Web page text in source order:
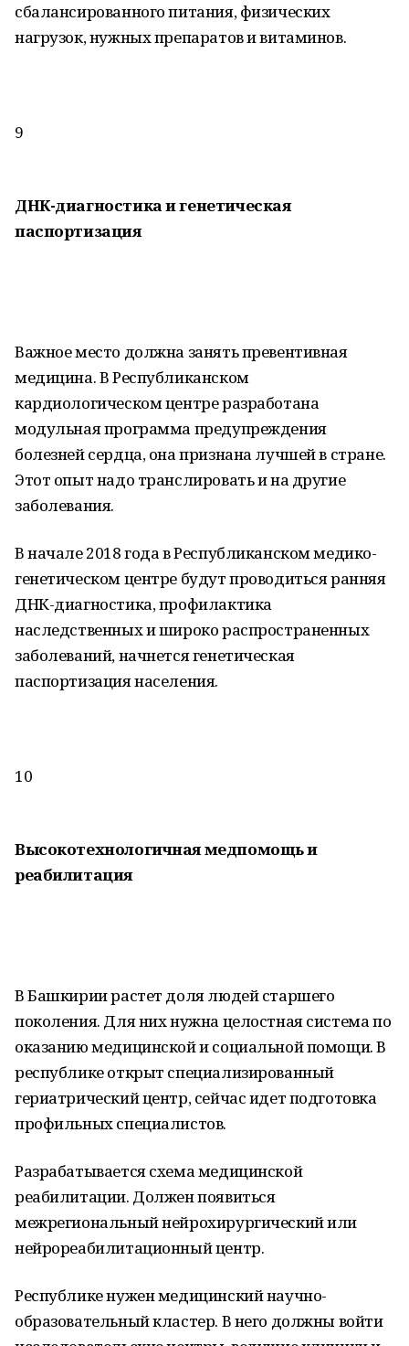
сбалансированного питания, физических
нагрузок, нужных препаратов и витаминов.
9
ДНК-диагностика и генетическая
паспортизация
Важное место должна занять превентивная
медицина. В Республиканском
кардиологическом центре разработана
модульная программа предупреждения
болезней сердца, она признана лучшей в стране.
Этот опыт надо транслировать и на другие
заболевания.
В начале 2018 года в Республиканском медико-
генетическом центре будут проводиться ранняя
ДНК-диагностика, профилактика
наследственных и широко распространенных
заболеваний, начнется генетическая
паспортизация населения.
10
Высокотехнологичная медпомощь и
реабилитация
В Башкирии растет доля людей старшего
поколения. Для них нужна целостная система по
оказанию медицинской и социальной помощи. В
республике открыт специализированный
гериатрический центр, сейчас идет подготовка
профильных специалистов.
Разрабатывается схема медицинской
реабилитации. Должен появиться
межрегиональный нейрохирургический или
нейрореабилитационный центр.
Республике нужен медицинский научно-
образовательный кластер. В него должны войти